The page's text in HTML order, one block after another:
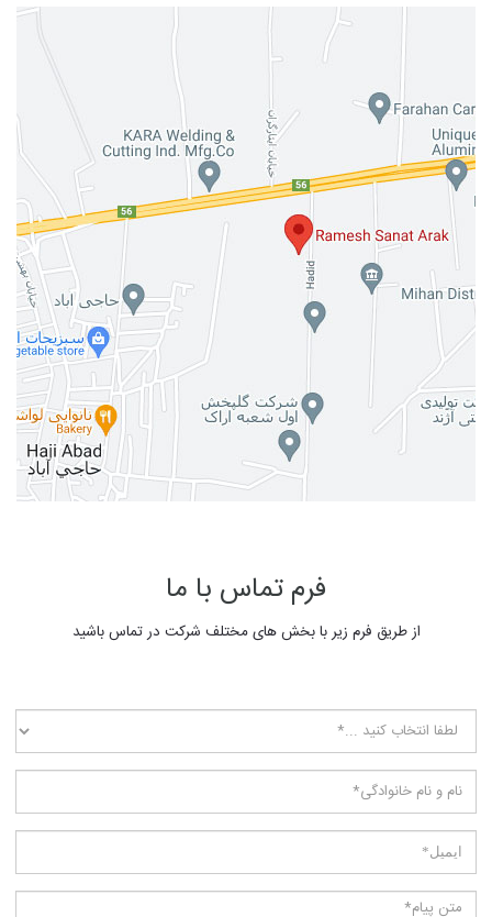
فرم تماس با ما
از طریق فرم زیر با بخش های مختلف شرکت در تماس باشید